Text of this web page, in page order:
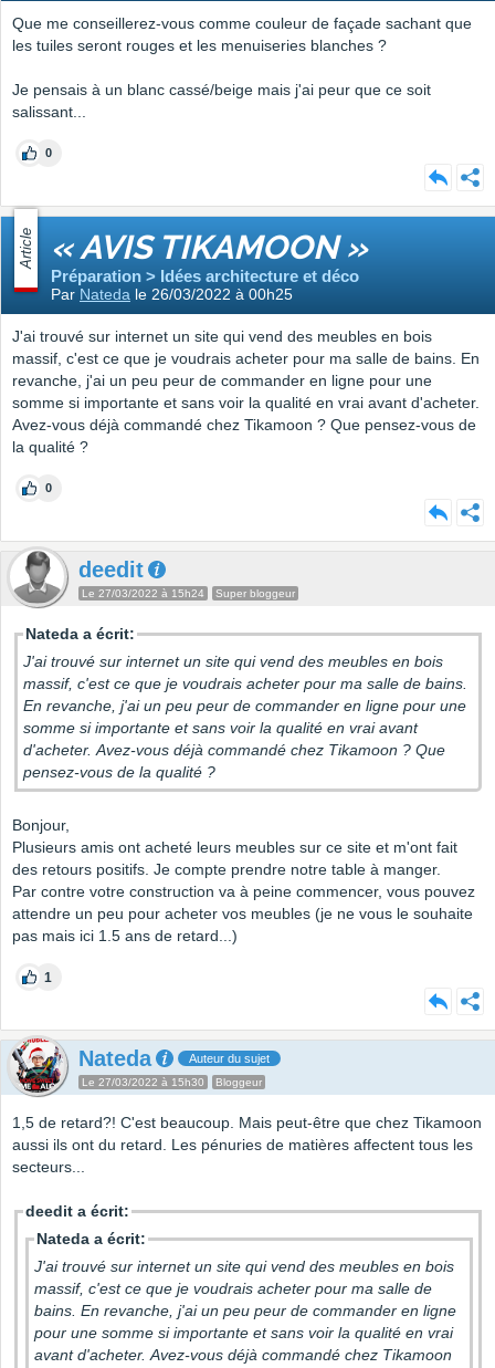
Que me conseillerez-vous comme couleur de façade sachant que
les tuiles seront rouges et les menuiseries blanches ?
Je pensais à un blanc cassé/beige mais j'ai peur que ce soit
salissant...
0
Article « AVIS TIKAMOON »
Préparation > Idées architecture et déco
Par Nateda le 26/03/2022 à 00h25
J'ai trouvé sur internet un site qui vend des meubles en bois
massif, c'est ce que je voudrais acheter pour ma salle de bains. En
revanche, j'ai un peu peur de commander en ligne pour une
somme si importante et sans voir la qualité en vrai avant d'acheter.
Avez-vous déjà commandé chez Tikamoon ? Que pensez-vous de
la qualité ?
0
deedit
Le 27/03/2022 à 15h24 Super bloggeur
Nateda a écrit:
J'ai trouvé sur internet un site qui vend des meubles en bois
massif, c'est ce que je voudrais acheter pour ma salle de bains.
En revanche, j'ai un peu peur de commander en ligne pour une
somme si importante et sans voir la qualité en vrai avant
d'acheter. Avez-vous déjà commandé chez Tikamoon ? Que
pensez-vous de la qualité ?
Bonjour,
Plusieurs amis ont acheté leurs meubles sur ce site et m'ont fait
des retours positifs. Je compte prendre notre table à manger.
Par contre votre construction va à peine commencer, vous pouvez
attendre un peu pour acheter vos meubles (je ne vous le souhaite
pas mais ici 1.5 ans de retard...)
1
Nateda Auteur du sujet
Le 27/03/2022 à 15h30 Bloggeur
1,5 de retard?! C'est beaucoup. Mais peut-être que chez Tikamoon
aussi ils ont du retard. Les pénuries de matières affectent tous les
secteurs...
deedit a écrit:
Nateda a écrit:
J'ai trouvé sur internet un site qui vend des meubles en bois
massif, c'est ce que je voudrais acheter pour ma salle de
bains. En revanche, j'ai un peu peur de commander en ligne
pour une somme si importante et sans voir la qualité en vrai
avant d'acheter. Avez-vous déjà commandé chez Tikamoon